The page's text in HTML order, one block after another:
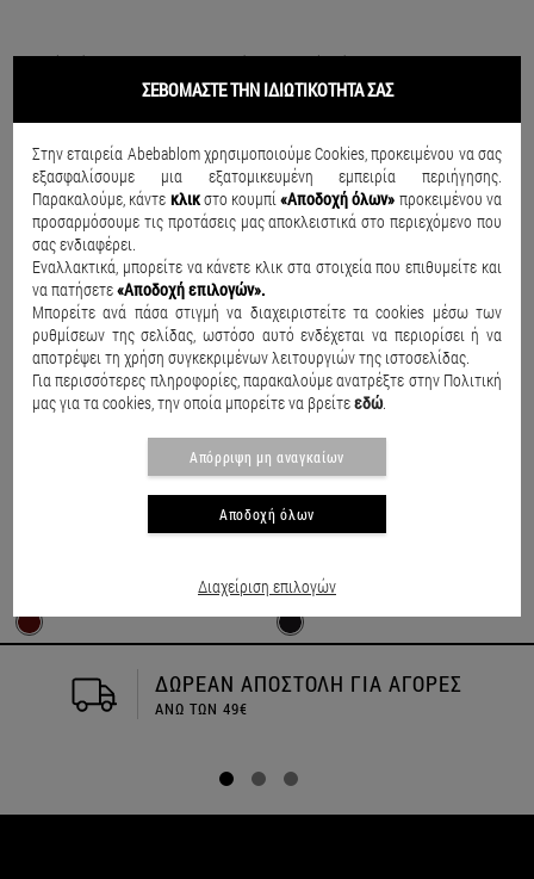
€19.90 €29.90
SALE SALE
€19.90 €29.90
ΔΩΡΕΑΝ ΑΠΟΣΤΟΛΗ ΓΙΑ ΑΓΟΡΕΣ
ΑΝΩ ΤΩΝ 49€
ΣΕΒΟΜΑΣΤΕ ΤΗΝ ΙΔΙΩΤΙΚΟΤΗΤΑ ΣΑΣ
Στην εταιρεία Abebablom χρησιμοποιούμε Cookies, προκειμένου να σας
εξασφαλίσουμε μια εξατομικευμένη εμπειρία περιήγησης.
Παρακαλούμε, κάντε κλικστο κουμπί«Αποδοχή όλων» προκειμένου να
προσαρμόσουμε τις προτάσεις μας αποκλειστικά στο περιεχόμενο που
σας ενδιαφέρει.
Εναλλακτικά, μπορείτε να κάνετε κλικ στα στοιχεία που επιθυμείτε και
να πατήσετε«Αποδοχή επιλογών».
Μπορείτε ανά πάσα στιγμή να διαχειριστείτε τα cookies μέσω των
ρυθμίσεων της σελίδας, ωστόσο αυτό ενδέχεται να περιορίσει ή να
αποτρέψει τη χρήση συγκεκριμένων λειτουργιών της ιστοσελίδας.
Για περισσότερες πληροφορίες, παρακαλούμε ανατρέξτε στην Πολιτική
μας για τα cookies, την οποία μπορείτε να βρείτεεδώ.
Απόρριψη μη αναγκαίων
Αποδοχή όλων
Διαχείριση επιλογών